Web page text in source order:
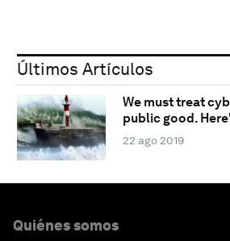
Últimos Artículos
We must treat
public good.
22 ago 2019
Quiénes somos